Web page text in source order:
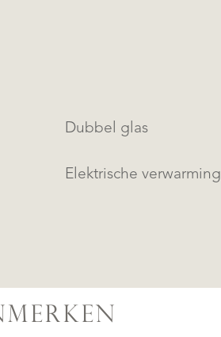
Dubbel glas
Elektrische verwarming